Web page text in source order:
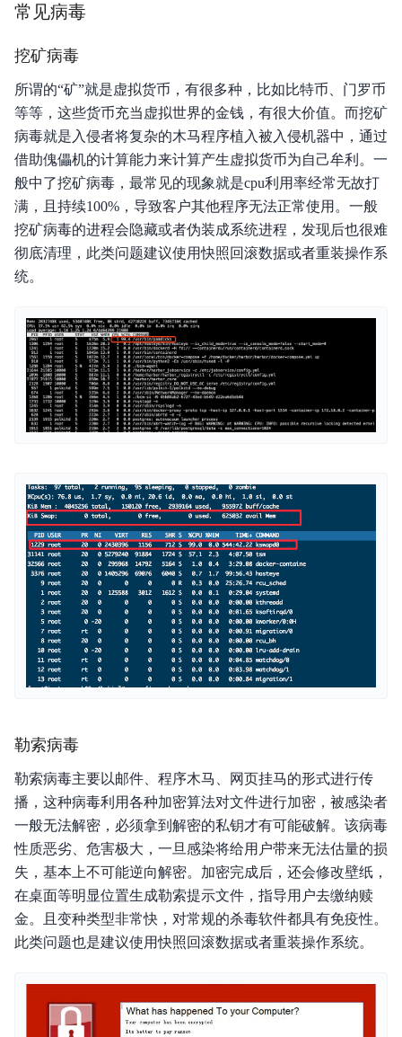
常见病毒
挖矿病毒
所谓的“矿”就是虚拟货币，有很多种，比如比特币、门罗币
等等，这些货币充当虚拟世界的金钱，有很大价值。而挖矿
病毒就是入侵者将复杂的木马程序植入被入侵机器中，通过
借助傀儡机的计算能力来计算产生虚拟货币为自己牟利。一
般中了挖矿病毒，最常见的现象就是cpu利用率经常无故打
满，且持续100%，导致客户其他程序无法正常使用。一般
挖矿病毒的进程会隐藏或者伪装成系统进程，发现后也很难
彻底清理，此类问题建议使用快照回滚数据或者重装操作系
统。
勒索病毒
勒索病毒主要以邮件、程序木马、网页挂马的形式进行传
播，这种病毒利用各种加密算法对文件进行加密，被感染者
一般无法解密，必须拿到解密的私钥才有可能破解。该病毒
性质恶劣、危害极大，一旦感染将给用户带来无法估量的损
失，基本上不可能逆向解密。加密完成后，还会修改壁纸，
在桌面等明显位置生成勒索提示文件，指导用户去缴纳赎
金。且变种类型非常快，对常规的杀毒软件都具有免疫性。
此类问题也是建议使用快照回滚数据或者重装操作系统。